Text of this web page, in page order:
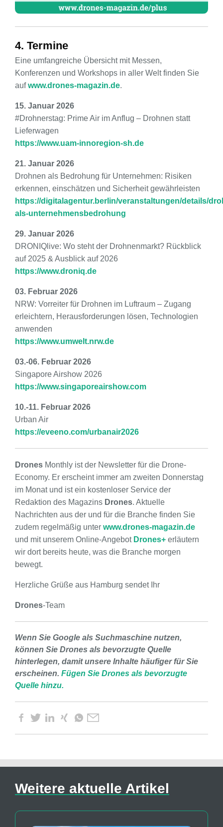
4. Termine
Eine umfangreiche Übersicht mit Messen,
Konferenzen und Workshops in aller Welt finden Sie
aufwww.drones-magazin.de.
15. Januar 2026
#Drohnerstag: Prime Air im Anflug – Drohnen statt
Lieferwagen
https://www.uam-innoregion-sh.de
21. Januar 2026
Drohnen als Bedrohung für Unternehmen: Risiken
erkennen, einschätzen und Sicherheit gewährleisten
https://digitalagentur.berlin/veranstaltungen/details/
als-unternehmensbedrohung
29. Januar 2026
DRONIQlive: Wo steht der Drohnenmarkt? Rückblick
auf 2025 & Ausblick auf 2026
https://www.droniq.de
03. Februar 2026
NRW: Vorreiter für Drohnen im Luftraum – Zugang
erleichtern, Herausforderungen lösen, Technologien
anwenden
https://www.umwelt.nrw.de
03.-06. Februar 2026
Singapore Airshow 2026
https://www.singaporeairshow.com
10.-11. Februar 2026
Urban Air
https://eveeno.com/urbanair2026
Drones Monthly ist der Newsletter für die Drone-
Economy. Er erscheint immer am zweiten Donnerstag
im Monat und ist ein kostenloser Service der
Redaktion des Magazins Drones. Aktuelle
Nachrichten aus der und für die Branche finden Sie
zudem regelmäßig unter www.drones-magazin.de
und mit unserem Online-Angebot Drones+ erläutern
wir dort bereits heute, was die Branche morgen
bewegt.
Herzliche Grüße aus Hamburg sendet Ihr
Drones-Team
Wenn Sie Google als Suchmaschine nutzen,
können Sie Drones als bevorzugte Quelle
hinterlegen, damit unsere Inhalte häufiger für Sie
erscheinen. Fügen Sie Drones als bevorzugte
Quelle hinzu.
Weitere aktuelle Artikel